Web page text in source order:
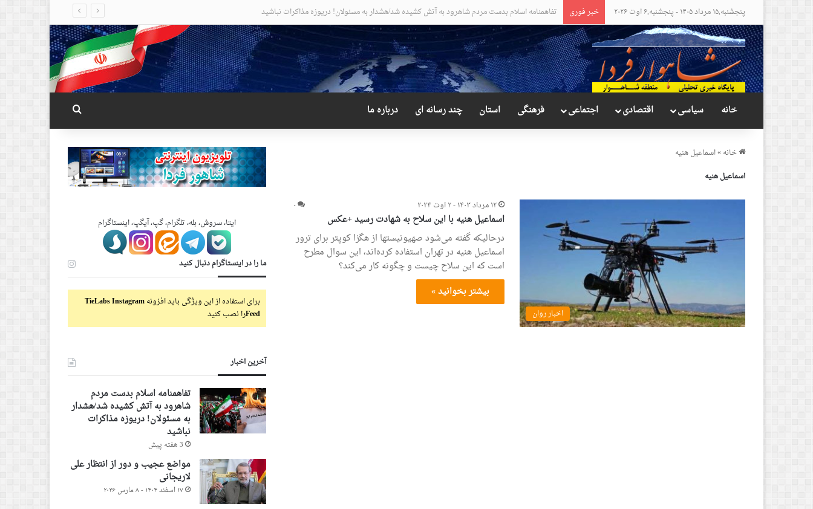
پنجشنبه,۱۵ مرداد ۱۴۰۵ - پنجشنبه,۶ اوت ۲۰۲۶ خبر فوری مواضع عجیب و دور از انتظار علی لاریجانی
خانه سیاسی اقتصادی اجتماعی فرهنگی استان چند رسانه ای درباره ما
خانه»اسماعیل هنیه
اسماعیل هنیه
اخبار روان
۱۲ مرداد ۱۴۰۳ - ۲ اوت ۲۰۲۴ ۰
اسماعیل هنیه با این سلاح به شهادت رسید +عکس
درحالیکه گفته می‌شود صهیونیستها از هگزا کوپتر برای ترور
اسماعیل هنیه در تهران استفاده کرده‌اند، این سوال مطرح
است که این سلاح چیست و چگونه کار می‌کند؟
بیشتر بخوانید »
ایتا، سروش، بله، تلگرام، گپ، آیگپ، اینستاگرام
ما را در اینستاگرام دنبال کنید
برای استفاده از این ویژگی باید افزونهTieLabs Instagram
Feedرا نصب کنید
آخرین اخبار
تفاهمنامه اسلام بدست مردم
شاهرود به آتش کشیده شد/هشدار
به مسئولان! دریوزه مذاکرات
نباشید
3 هفته پیش
مواضع عجیب و دور از انتظار علی
لاریجانی
۱۷ اسفند ۱۴۰۴ - ۸ مارس ۲۰۲۶